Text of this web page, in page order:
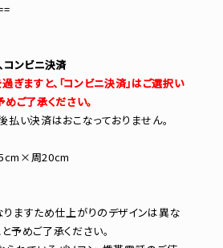
コンビニ決済
ますと、「コンビニ決済」はご選択い
めご了承ください。
払い決済はおこなっておりません。
周20cm
ますため仕上がりのデザインは異な
予めご了承ください。